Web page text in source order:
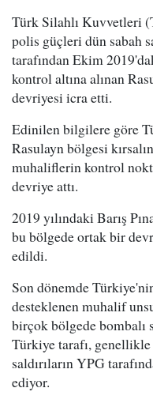
Türk Silahlı Kuvvetleri
polis güçleri dün sabah
tarafından Ekim
kontrol altına alınan
devriyesi icra etti.
Edinilen bilgilere göre
Rasulayn bölgesi
muhaliflerin kontrol
devriye attı.
2019 yılındaki Barış
bu bölgede ortak bir
edildi.
Son dönemde
desteklenen muhalif
birçok bölgede bombalı
Türkiye tarafı,
saldırıların YPG
ediyor.